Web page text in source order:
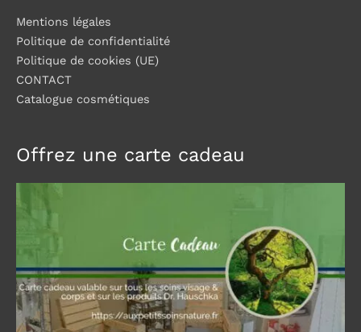
Mentions légales
Politique de confidentialité
Politique de cookies (UE)
CONTACT
Catalogue cosmétiques
Offrez une carte cadeau